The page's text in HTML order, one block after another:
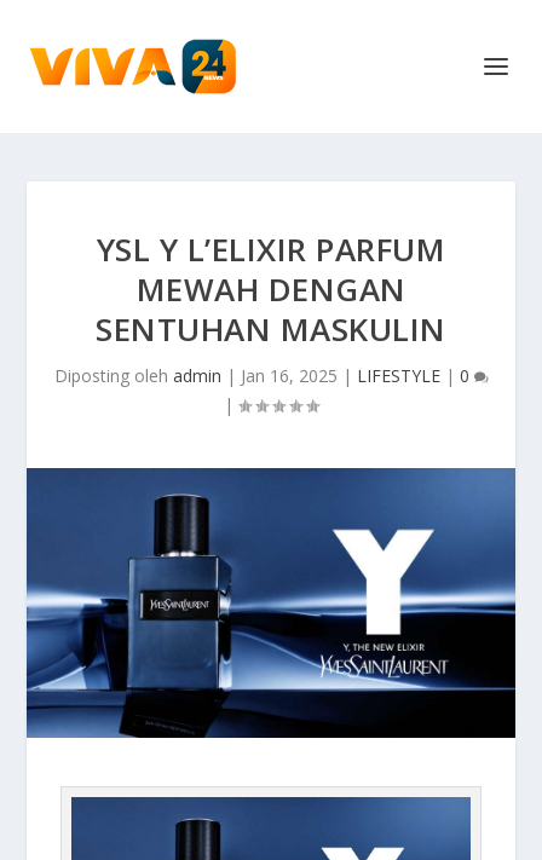
YSL Y L’ELIXIR PARFUM
MEWAH DENGAN
SENTUHAN MASKULIN
Diposting oleh admin | Jan 16, 2025 | LIFESTYLE| 0
|